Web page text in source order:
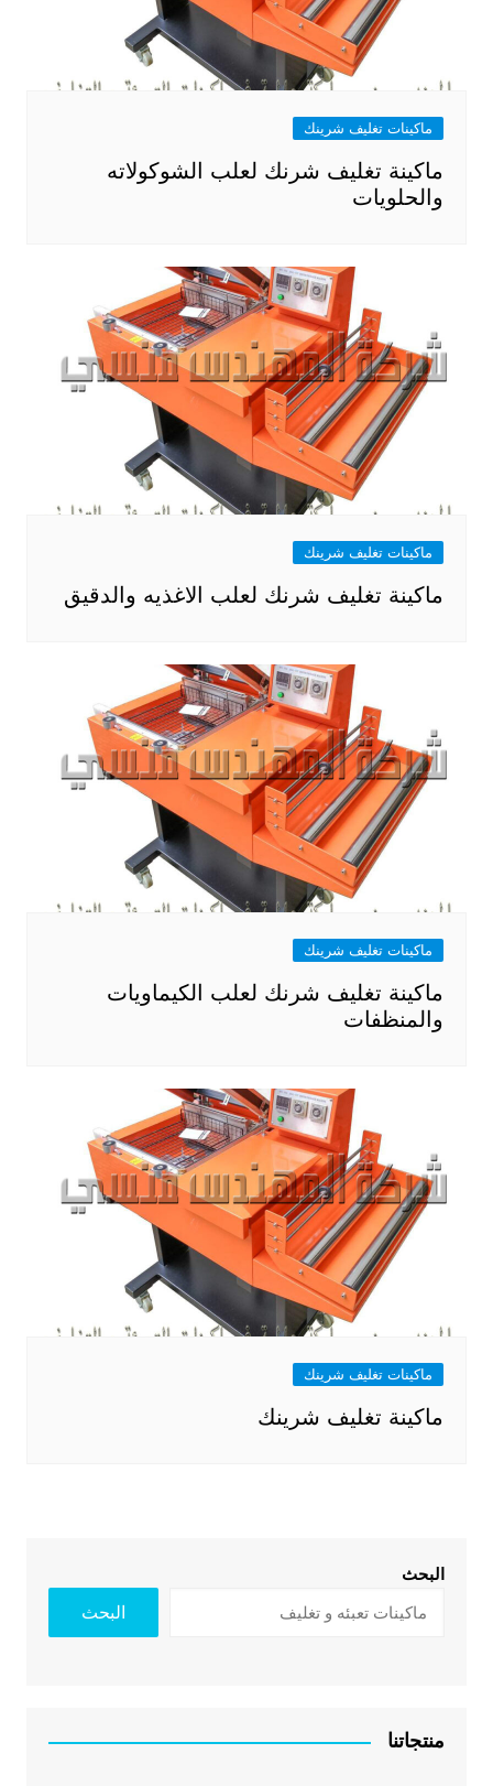
ماكينات تغليف شرينك
ماكينة تغليف شرنك لعلب الشوكولاته
والحلويات
ماكينات تغليف شرينك
ماكينة تغليف شرنك لعلب الاغذيه والدقيق
ماكينات تغليف شرينك
ماكينة تغليف شرنك لعلب الكيماويات
والمنظفات
ماكينات تغليف شرينك
ماكينة تغليف شرينك
البحث
البحث
منتجاتنا